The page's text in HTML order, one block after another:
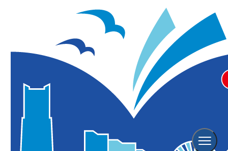
Event